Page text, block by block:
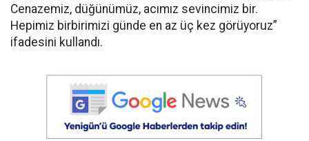
Cenazemiz, düğünümüz, acımız sevincimiz bir.
Hepimiz birbirimizi günde en az üç kez görüyoruz”
ifadesini kullandı.